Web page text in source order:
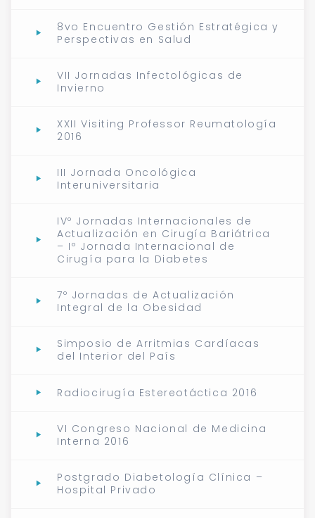
8vo Encuentro Gestión Estratégica y
Perspectivas en Salud
VII Jornadas Infectológicas de
Invierno
XXII Visiting Professor Reumatología
2016
III Jornada Oncológica
Interuniversitaria
IVº Jornadas Internacionales de
Actualización en Cirugía Bariátrica
– Iº Jornada Internacional de
Cirugía para la Diabetes
7º Jornadas de Actualización
Integral de la Obesidad
Simposio de Arritmias Cardíacas
del Interior del País
Radiocirugía Estereotáctica 2016
VI Congreso Nacional de Medicina
Interna 2016
Postgrado Diabetología Clínica –
Hospital Privado